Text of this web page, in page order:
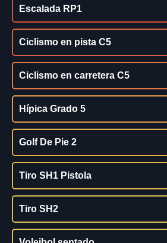
Escalada RP1
Ciclismo en pista C5
Ciclismo en carretera C5
Hípica Grado 5
Golf De Pie 2
Tiro SH1 Pistola
Tiro SH2